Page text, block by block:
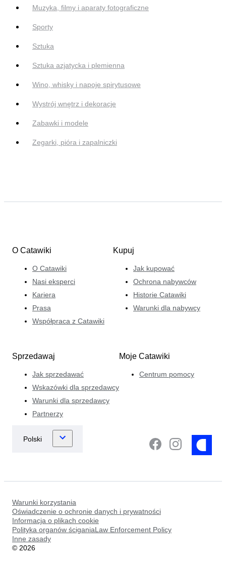
Muzyka, filmy i aparaty fotograficzne
Sporty
Sztuka
Sztuka azjatycka i plemienna
Wino, whisky i napoje spirytusowe
Wystrój wnętrz i dekoracje
Zabawki i modele
Zegarki, pióra i zapalniczki
O Catawiki
O Catawiki
Nasi eksperci
Kariera
Prasa
Współpraca z Catawiki
Kupuj
Jak kupować
Ochrona nabywców
Historie Catawiki
Warunki dla nabywcy
Sprzedawaj
Jak sprzedawać
Wskazówki dla sprzedawcy
Warunki dla sprzedawcy
Partnerzy
Moje Catawiki
Centrum pomocy
Warunki korzystania
Oświadczenie o ochronie danych i prywatności
Informacja o plikach cookie
Polityka organów ściganiaLaw Enforcement Policy
Inne zasady
© 2026